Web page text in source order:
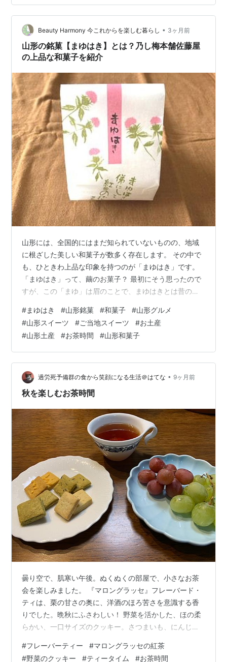
る梅の和菓子】 【青梅の爽やかさを閉じ込めた「青梅大
福」】 まずひとつ目は「青梅大福」です。 やわらかな餅
生地の中に、青梅の爽やかな風味を閉…
Beauty Harmony 今これからを楽しむ暮らし • 3ヶ月前
山形の銘菓【まゆはき】とは？乃し梅本舗佐藤屋
の上品な和菓子を紹介
山形には、全国的にはまだ知られていないものの、地域
に根ざした美しい和菓子が数多く存在します。 その中で
も、ひときわ上品な印象を持つのが「まゆはき」です。
「まゆはき」って、繭のお菓子？ 最初にそう思ったので
すが、この「まゆ」は眉のことで、まゆはきとは昔の女
います。 「まゆはき」の由来は、松尾芭蕉が詠んだ句
「まゆはきを おもかげにして べにの花」にちなんだ和菓
子です。 菓子は、佐藤屋得意の完熟梅の甘酸っぱい寒天
を、米粉の煎餅「ふ焼き」をスライスしました「おぼろ
種」という生地で挟みまして、上に本紅で一筋「眉型」
をあしらったもの。 紅花摘みの様子を見…
#まゆはき #山形銘菓 #和菓子 #山形グルメ
#山形スイーツ #ご当地スイーツ #お土産
#山形土産 #お茶時間 #山形和菓子
過労死予備群の食から笑顔になる生活＠はてな • 9ヶ月前
秋を楽しむお茶時間
曇り空で、肌寒い午後。ぬくぬくの部屋で、小さなお茶
会を楽しみました。 『マロングラッセ』フレーバード・
ティは、栗の甘さの奥に、洋酒のほろ苦さを意識する香
りでした。晩秋にふさわしい！ 野菜を活かした、ほの柔
らかい、一口サイズのクッキー。さつまいも、にんじん
キャンディ葡萄は、種なしですから、ゆっくり楽しみま
#フレーバーティー #マロングラッセの紅茶
#野菜のクッキー #ティータイム #お茶時間